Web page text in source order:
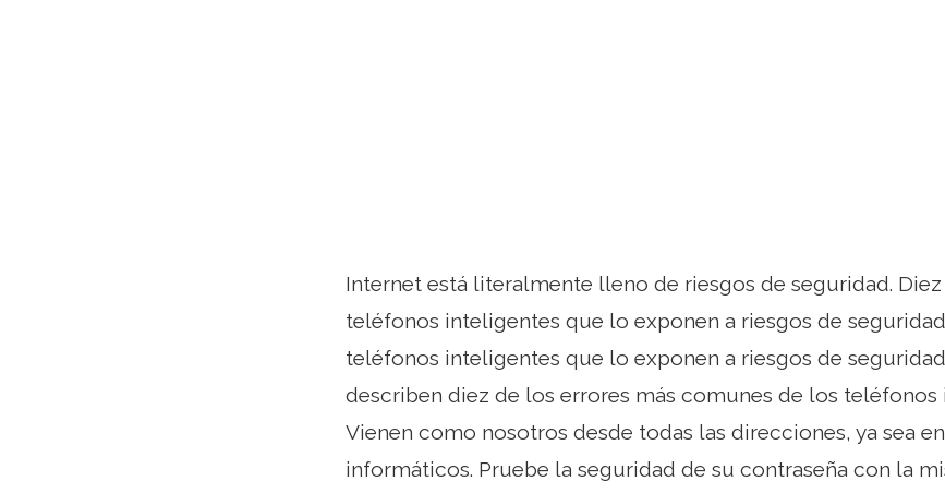
Internet está literalmente lleno de riesgos de seguridad.
teléfonos inteligentes que lo exponen a riesgos de
teléfonos inteligentes que lo exponen a riesgos de
describen diez de los errores más comunes de los teléfonos
Vienen como nosotros desde todas las direcciones, ya sea
informáticos. Pruebe la seguridad de su contraseña con la